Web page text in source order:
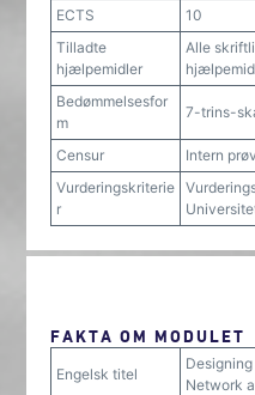
ECTS
10
Tilladte
hjælpemidler
Alle
Bedømmelsesfor
m
7-trins-
Censur
Intern
Vurderingskriterie
r
FAKTA OM MODULET
Engelsk titel
Network